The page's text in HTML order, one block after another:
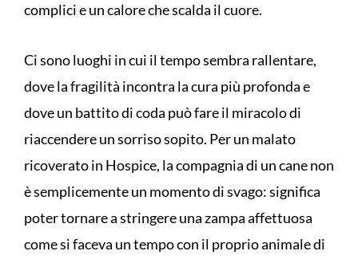
complici e un calore che scalda il cuore.
Ci sono luoghi in cui il tempo sembra rallentare,
dove la fragilità incontra la cura più profonda e
dove un battito di coda può fare il miracolo di
riaccendere un sorriso sopito. Per un malato
ricoverato in Hospice, la compagnia di un cane non
è semplicemente un momento di svago: significa
poter tornare a stringere una zampa affettuosa
come si faceva un tempo con il proprio animale di